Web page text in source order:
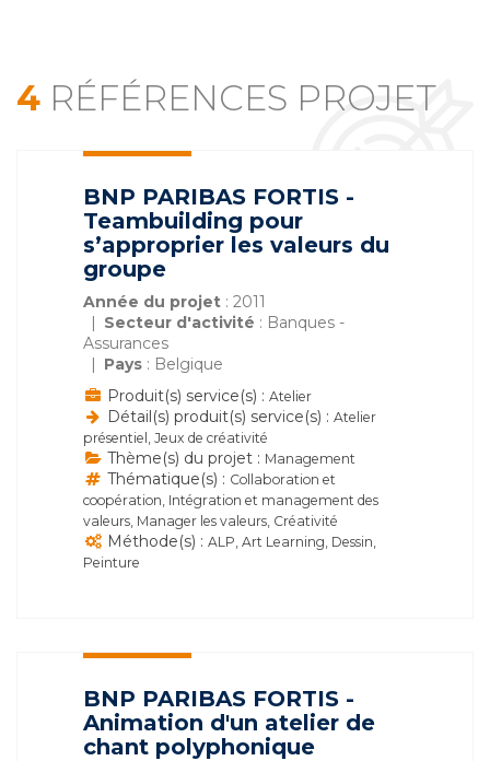
4 RÉFÉRENCES PROJET
BNP PARIBAS FORTIS -
Teambuilding pour
s’approprier les valeurs du
groupe
Année du projet : 2011
Secteur d'activité : Banques -
Assurances
Pays : Belgique
Produit(s) service(s) : Atelier
Détail(s) produit(s) service(s) : Atelier
présentiel, Jeux de créativité
Thème(s) du projet : Management
Thématique(s) : Collaboration et
coopération, Intégration et management des
valeurs, Manager les valeurs, Créativité
Méthode(s) : ALP, Art Learning, Dessin,
Peinture
BNP PARIBAS FORTIS -
Animation d'un atelier de
chant polyphonique